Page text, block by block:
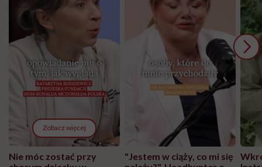
Zobacz więcej
Nie móc zostać przy
"Jestem w ciąży, co mi się